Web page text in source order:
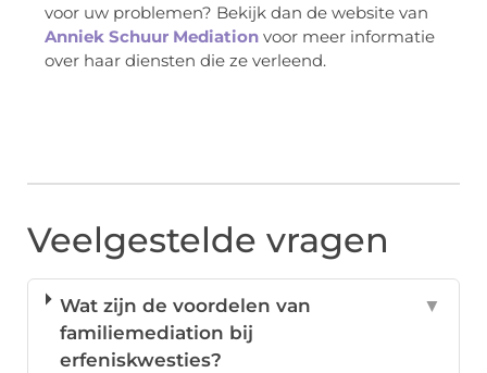
voor uw problemen? Bekijk dan de website van
Anniek Schuur Mediation voor meer informatie
over haar diensten die ze verleend.
Veelgestelde vragen
Wat zijn de voordelen van
familiemediation bij
erfeniskwesties?
▼